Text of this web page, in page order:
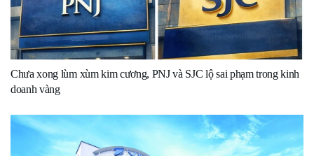
Chưa xong lùm xùm kim cương, PNJ và SJC lộ sai phạm trong kinh
doanh vàng